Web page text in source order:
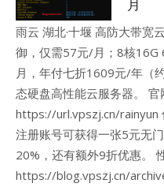
月
雨云 湖北·十堰 高防大带宽
御，仅需57元/月；8核
月，年付七折1609元/年（
态硬盘高性能云服务器。 官
https://url.vpszj.cn/rainyun
注册账号可获得一张5元无
20%，还有额外9折优惠。
https://blog.vpszj.cn/